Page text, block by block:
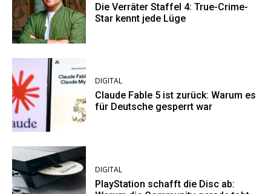
Die Verräter Staffel 4: True-Crime-
Star kennt jede Lüge
DIGITAL
Claude Fable 5 ist zurück: Warum es
für Deutsche gesperrt war
DIGITAL
PlayStation schafft die Disc ab: